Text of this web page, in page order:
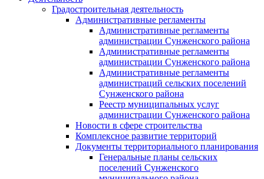
Градостроительная деятельность
Административные регламенты
Административные регламенты
администрации Сунженского района
Административные регламенты
администрации Сунженского района
Административные регламенты
администраций сельских поселений
Сунженского района
Реестр муниципальных услуг
администрации Сунженского района
Новости в сфере строительства
Комплексное развитие территорий
Документы территориального планирования
Генеральные планы сельских
поселений Сунженского